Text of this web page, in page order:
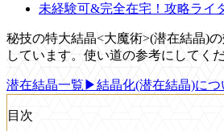
未経験可&完全在宅！攻略ライ
秘技の特大結晶<大魔術>(潜在結晶)
しています。使い道の参考にしてく
潜在結晶一覧 ▶結晶化(潜在結晶)につ
目次